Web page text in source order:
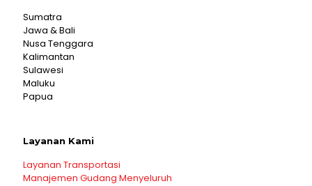
Sumatra
Jawa & Bali
Nusa Tenggara
Kalimantan
Sulawesi
Maluku
Papua
Layanan Kami
Layanan Transportasi
Manajemen Gudang Menyeluruh